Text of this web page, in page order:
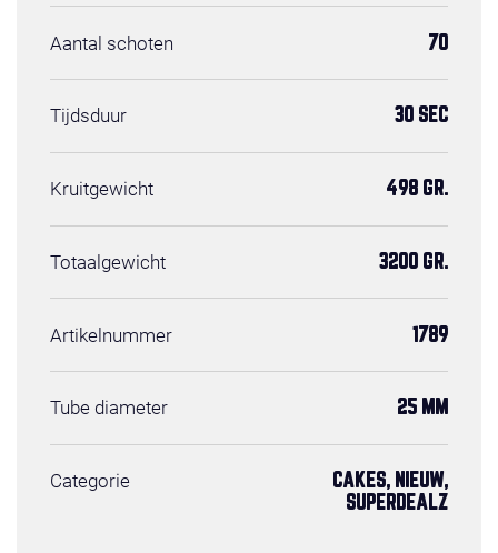
Aantal schoten 70
Tijdsduur 30 SEC
Kruitgewicht 498 GR.
Totaalgewicht 3200 GR.
Artikelnummer 1789
Tube diameter 25 MM
Categorie
CAKES, NIEUW,
SUPERDEALZ